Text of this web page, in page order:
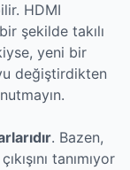
HDMI
şekilde takılı
yeni bir
değiştirdikten
. Bazen,
tanımıyor